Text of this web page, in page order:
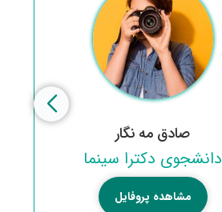
صادق مه نگار
دانشجوی دکترا سینما
مشاهده پروفایل